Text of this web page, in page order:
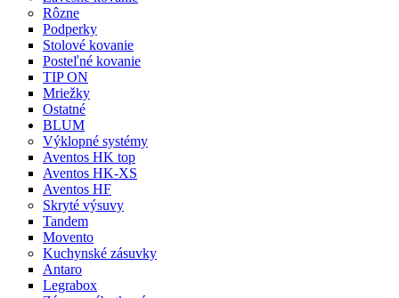
Rôzne
Podperky
Stolové kovanie
Posteľné kovanie
TIP ON
Mriežky
Ostatné
BLUM
Výklopné systémy
Aventos HK top
Aventos HK-XS
Aventos HF
Skryté výsuvy
Tandem
Movento
Kuchynské zásuvky
Antaro
Legrabox